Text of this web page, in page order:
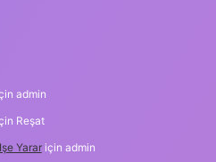
admin
Reşat
Yarariçin admin